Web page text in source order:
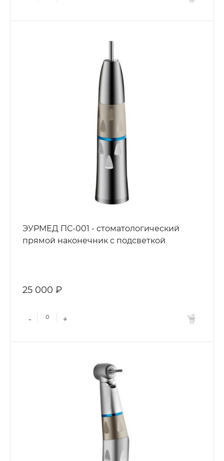
ЭУРМЕД ПС-001 - стоматологический
прямой наконечник с подсветкой
25 000 ₽
- +